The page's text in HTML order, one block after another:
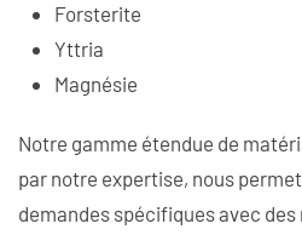
Forsterite
Yttria
Magnésie
Notre gamme étendue de
par notre expertise, nous
demandes spécifiques avec